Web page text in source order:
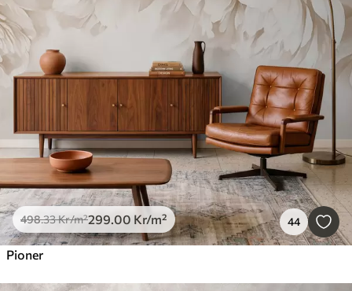
498.33Kr/m²299.00 Kr/m² 44
Pioner